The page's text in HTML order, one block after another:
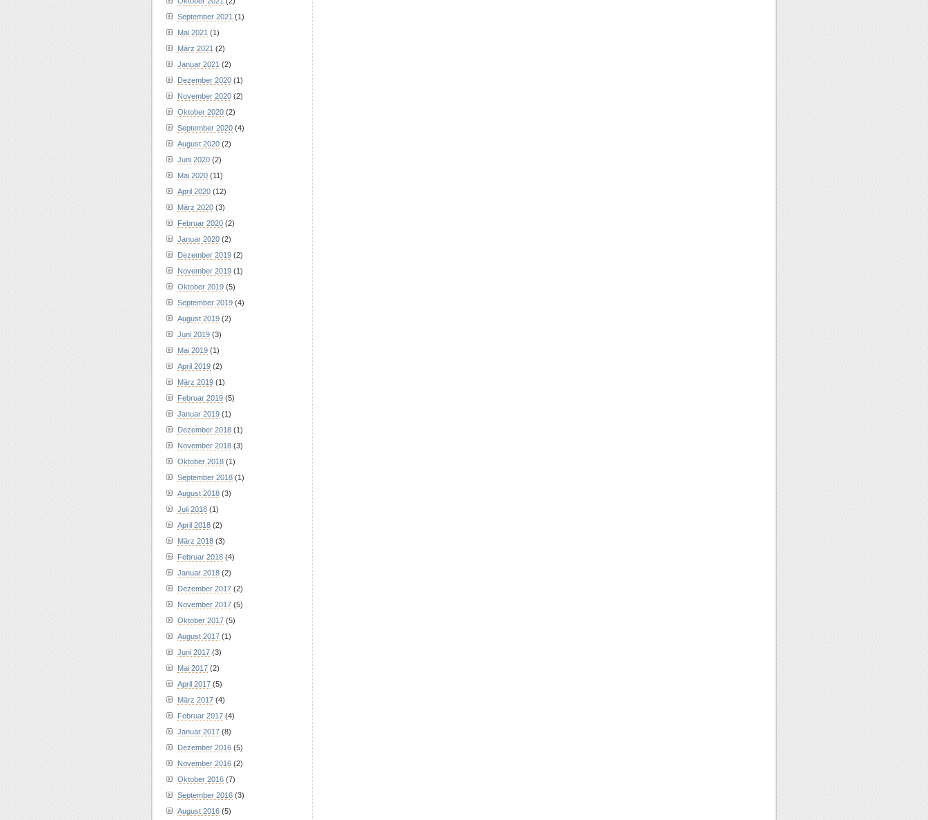
September 2021 (1)
Mai 2021 (1)
März 2021 (2)
Januar 2021 (2)
Dezember 2020 (1)
November 2020 (2)
Oktober 2020 (2)
September 2020 (4)
August 2020 (2)
Juni 2020 (2)
Mai 2020 (11)
April 2020 (12)
März 2020 (3)
Februar 2020 (2)
Januar 2020 (2)
Dezember 2019 (2)
November 2019 (1)
Oktober 2019 (5)
September 2019 (4)
August 2019 (2)
Juni 2019 (3)
Mai 2019 (1)
April 2019 (2)
März 2019 (1)
Februar 2019 (5)
Januar 2019 (1)
Dezember 2018 (1)
November 2018 (3)
Oktober 2018 (1)
September 2018 (1)
August 2018 (3)
Juli 2018 (1)
April 2018 (2)
März 2018 (3)
Februar 2018 (4)
Januar 2018 (2)
Dezember 2017 (2)
November 2017 (5)
Oktober 2017 (5)
August 2017 (1)
Juni 2017 (3)
Mai 2017 (2)
April 2017 (5)
März 2017 (4)
Februar 2017 (4)
Januar 2017 (8)
Dezember 2016 (5)
November 2016 (2)
Oktober 2016 (7)
September 2016 (3)
August 2016 (5)